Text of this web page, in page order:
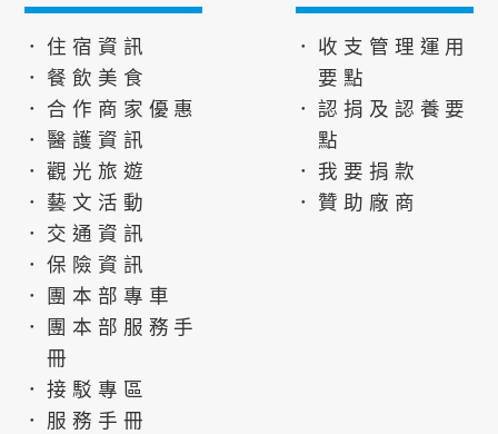
．住宿資訊
．餐飲美食
．合作商家優惠
．醫護資訊
．觀光旅遊
．藝文活動
．交通資訊
．保險資訊
．團本部專車
．團本部服務手
冊
．接駁專區
．服務手冊
．收支管理運用
要點
．認捐及認養要
點
．我要捐款
．贊助廠商